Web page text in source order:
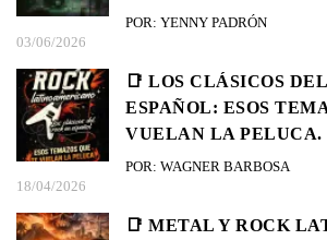
POR: YENNY PADRÓN
03/06/2026
📑 LOS CLÁSICOS
ESPAÑOL: ESOS
VUELAN LA PELUCA.
POR: WAGNER BARBOSA
18/04/2026
📑 METAL Y ROCK